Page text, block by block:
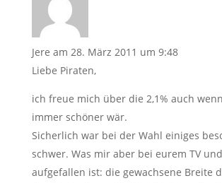
Jere am 28. März 2011 um 9:48
Liebe Piraten,
ich freue mich über die 2,1% auch
immer schöner wär.
Sicherlich war bei der Wahl einiges
schwer. Was mir aber bei eurem TV
aufgefallen ist: die gewachsene Breite